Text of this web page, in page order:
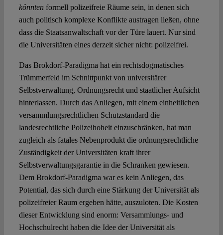
könnten formell polizeifreie Räume sein, in denen sich
auch politisch komplexe Konflikte austragen ließen, ohne
dass die Staatsanwaltschaft vor der Türe lauert. Nur sind
die Universitäten eines derzeit sicher nicht: polizeifrei.
Das Brokdorf-Paradigma hat ein rechtsdogmatisches
Trümmerfeld im Schnittpunkt von universitärer
Selbstverwaltung, Ordnungsrecht und staatlicher Aufsicht
hinterlassen. Durch das Anliegen, mit einem einheitlichen
versammlungsrechtlichen Schutzstandard die
landesrechtliche Polizeihoheit einzuschränken, hat man
zugleich als fatales Nebenprodukt die ordnungsrechtliche
Zuständigkeit der Universitäten kraft ihrer
Selbstverwaltungsgarantie in die Schranken gewiesen.
Dem Brokdorf-Paradigma war es kein Anliegen, das
Potential, das sich durch eine Stärkung der Universität als
polizeifreier Raum ergeben hätte, auszuloten. Die Kosten
dieser Entwicklung sind enorm: Versammlungs- und
Hochschulrecht haben die Idee der Universität als